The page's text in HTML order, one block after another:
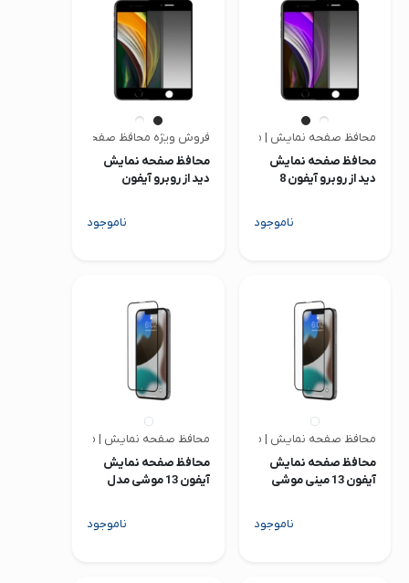
محافظ صفحه نمایش | متفرقه
محافظ صفحه نمایش
دید از روبرو آیفون 8
ناموجود
فروش ویژه محافظ صفحه | متفرقه
محافظ صفحه نمایش
دید از روبرو آیفون
ناموجود
محافظ صفحه نمایش | موشی
محافظ صفحه نمایش
آیفون 13 مینی موشی
ناموجود
محافظ صفحه نمایش | موشی
محافظ صفحه نمایش
آیفون 13 موشی مدل
ناموجود